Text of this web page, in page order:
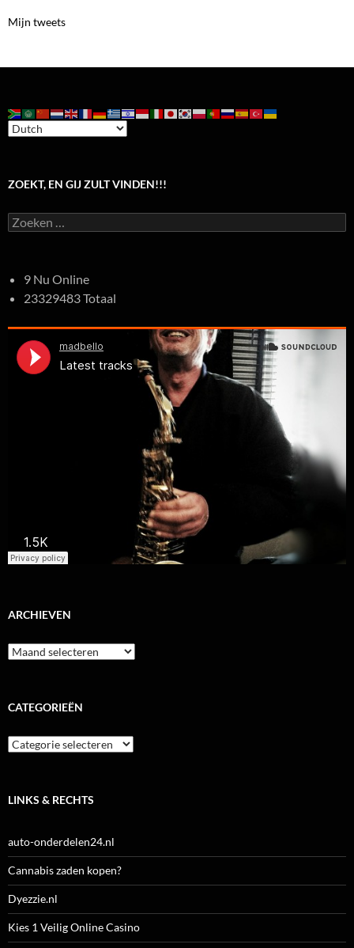
Mijn tweets
ZOEKT, EN GIJ ZULT VINDEN!!!
Zoeken
naar:
9 Nu Online
23329483 Totaal
ARCHIEVEN
Archieven
CATEGORIEËN
Categorieën
LINKS & RECHTS
auto-onderdelen24.nl
Cannabis zaden kopen?
Dyezzie.nl
Kies 1 Veilig Online Casino